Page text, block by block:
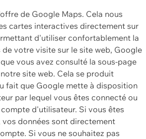
de Google Maps. Cela nous
cartes interactives directement sur
d'utiliser confortablement la
votre visite sur le site web, Google
vous avez consulté la sous-page
site web. Cela se produit
fait que Google mette à disposition
par lequel vous êtes connecté ou
d'utilisateur. Si vous êtes
données sont directement
Si vous ne souhaitez pas